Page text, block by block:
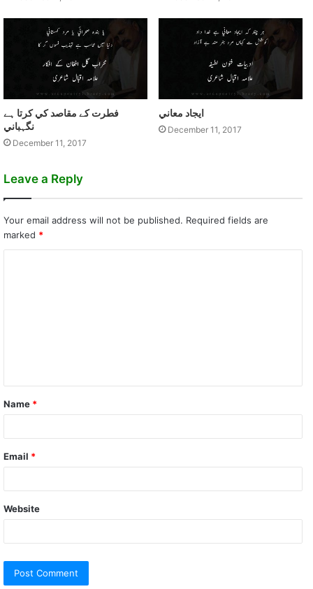
فطرت کے مقاصد کي کرتا ہے
نگہباني
December 11, 2017
ايجاد معاني
December 11, 2017
Leave a Reply
Your email address will not be published. Required fields are
marked *
t
*
Name *
Email *
Website